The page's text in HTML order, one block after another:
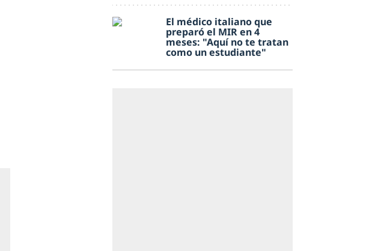
El médico italiano que
preparó el MIR en 4
meses: "Aquí no te tratan
como un estudiante"